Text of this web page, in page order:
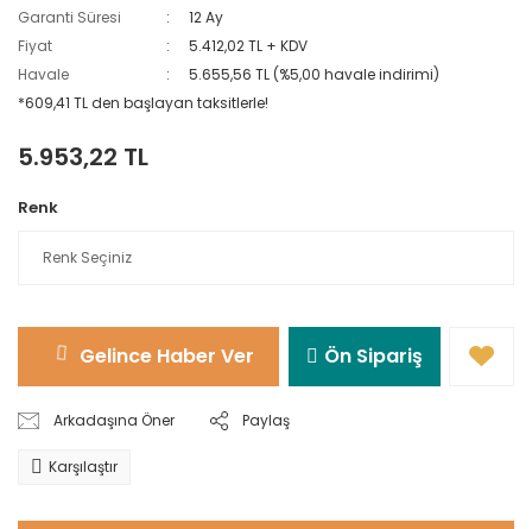
Garanti Süresi
12 Ay
Fiyat
5.412,02 TL + KDV
Havale
5.655,56 TL (%5,00 havale indirimi)
*609,41 TL den başlayan taksitlerle!
5.953,22 TL
Renk
Gelince Haber Ver Ön Sipariş
Arkadaşına Öner Paylaş
Karşılaştır